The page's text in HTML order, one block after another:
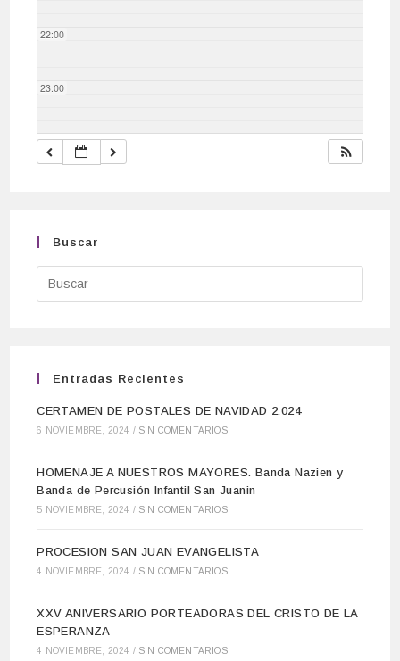
22:00
23:00
Buscar
Entradas Recientes
CERTAMEN DE POSTALES DE NAVIDAD 2.024
6 NOVIEMBRE, 2024 / SIN COMENTARIOS
HOMENAJE A NUESTROS MAYORES. Banda Nazien y
Banda de Percusión Infantil San Juanin
5 NOVIEMBRE, 2024 / SIN COMENTARIOS
PROCESION SAN JUAN EVANGELISTA
4 NOVIEMBRE, 2024 / SIN COMENTARIOS
XXV ANIVERSARIO PORTEADORAS DEL CRISTO DE LA
ESPERANZA
4 NOVIEMBRE, 2024 / SIN COMENTARIOS